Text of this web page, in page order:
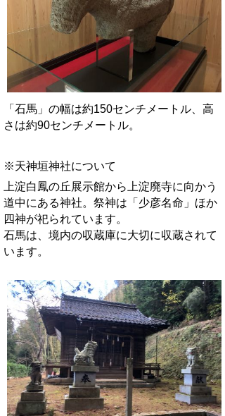
「石馬」の幅は約150センチメートル、高
さは約90センチメートル。
※天神垣神社について
上淀白鳳の丘展示館から上淀廃寺に向かう
道中にある神社。祭神は「少彦名命」ほか
四神が祀られています。
石馬は、境内の収蔵庫に大切に収蔵されて
います。